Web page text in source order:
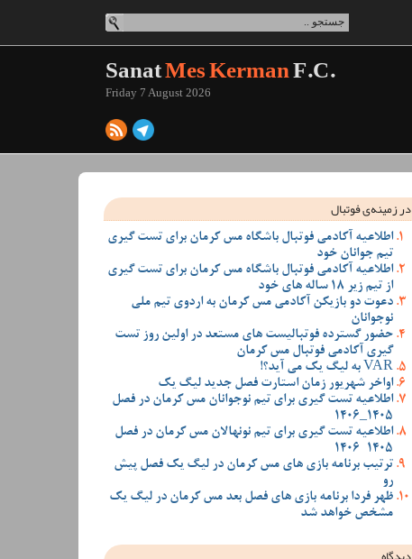
SanatMes KermanF.C.
Friday 7 August 2026
در زمینه‌ی فوتبال
اطلاعیه آکادمی فوتبال باشگاه مس کرمان برای تست گیری
تیم جوانان خود
اطلاعیه آکادمی فوتبال باشگاه مس کرمان برای تست گیری
از تیم زیر 18 ساله های خود
دعوت دو بازیکن آکادمی مس کرمان به اردوی تیم ملی
نوجوانان
حضور گسترده فوتبالیست های مستعد در اولین روز تست
گیری آکادمی فوتبال مس کرمان
VAR به لیگ یک می آید؟!
اواخر شهریور زمان استارت فصل جدید لیگ یک
اطلاعیه تست گیری برای تیم نوجوانان مس کرمان در فصل
1405_1406
اطلاعیه تست گیری برای تیم نونهالان مس کرمان در فصل
1405-1406
ترتیب برنامه بازی های مس کرمان در لیگ یک فصل پیش
رو
ظهر فردا برنامه بازی های فصل بعد مس کرمان در لیگ یک
مشخص خواهد شد